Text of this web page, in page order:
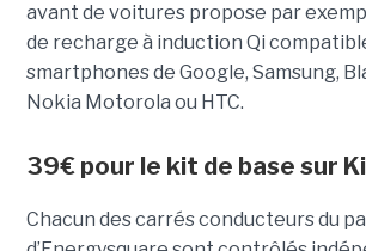
avant de voitures propose par
de recharge à induction Qi
smartphones de Google, Samsung,
Nokia Motorola ou HTC.
39€ pour le kit de base sur
Chacun des carrés conducteurs du